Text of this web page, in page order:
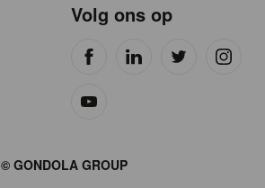
Volg ons op
© GONDOLA GROUP